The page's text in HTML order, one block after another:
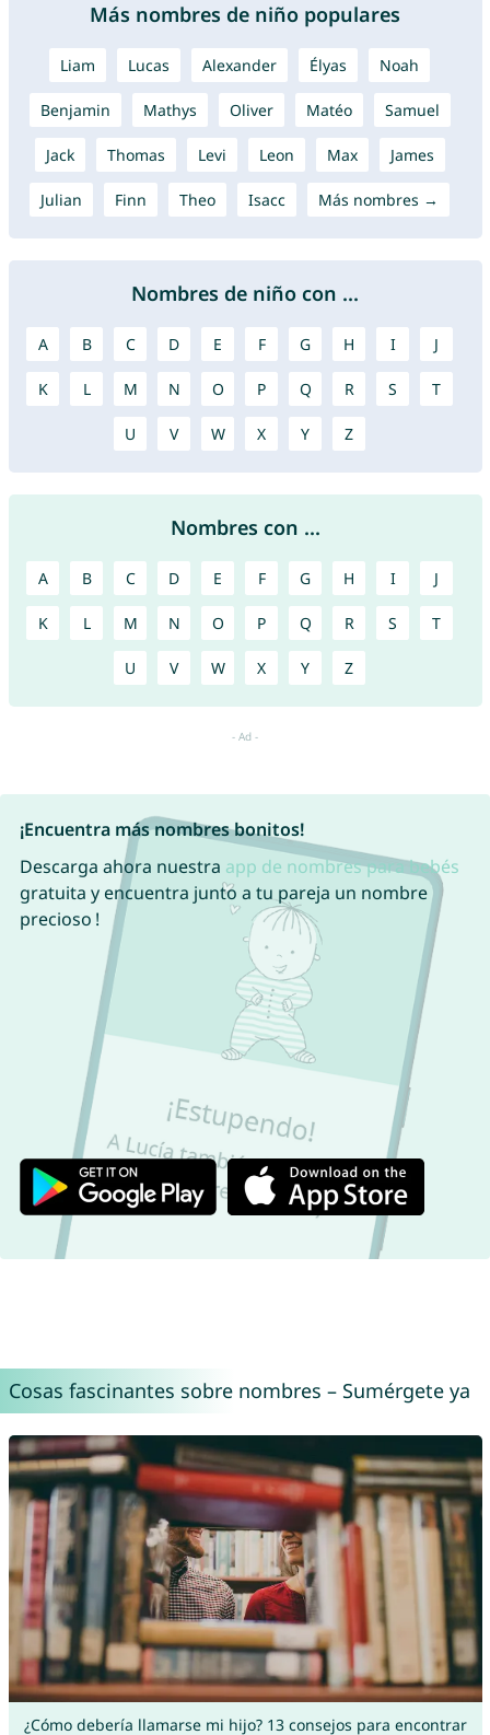
Más nombres de niño populares
Liam Lucas Alexander Élyas Noah
Benjamin Mathys Oliver Matéo Samuel
Jack Thomas Levi Leon Max James
Julian Finn Theo Isacc Más nombres →
Nombres de niño con ...
A B C D E F G H I J
K L M N O P Q R S T
U V W X Y Z
Nombres con ...
A B C D E F G H I J
K L M N O P Q R S T
U V W X Y Z
¡Encuentra más nombres bonitos!
Descarga ahora nuestra app de nombres para bebés
gratuita y encuentra junto a tu pareja un nombre
precioso !
Cosas fascinantes sobre nombres – Sumérgete ya
¿Cómo debería llamarse mi hijo? 13 consejos para encontrar